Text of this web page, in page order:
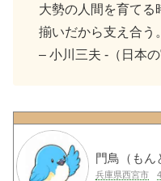
大勢の人間を育てる
揃いだから支え合う。
– 小川三夫 -（ 日本
門鳥（もん
兵庫県西宮市